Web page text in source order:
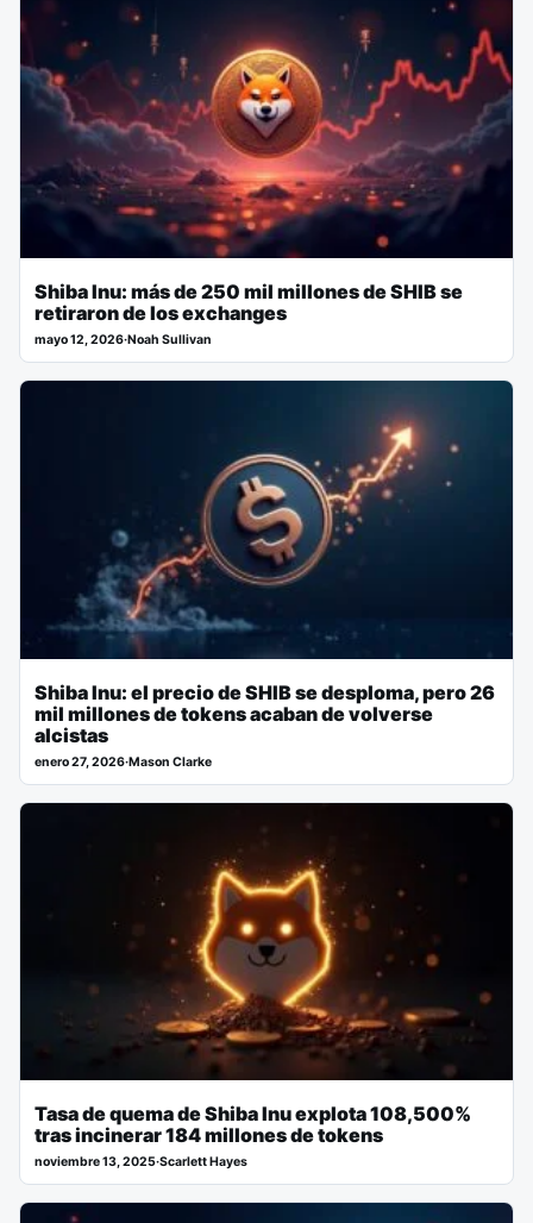
Shiba Inu: más de 250 mil millones de SHIB se
retiraron de los exchanges
mayo 12, 2026·Noah Sullivan
Shiba Inu: el precio de SHIB se desploma, pero 26
mil millones de tokens acaban de volverse
alcistas
enero 27, 2026·Mason Clarke
Tasa de quema de Shiba Inu explota 108,500%
tras incinerar 184 millones de tokens
noviembre 13, 2025·Scarlett Hayes